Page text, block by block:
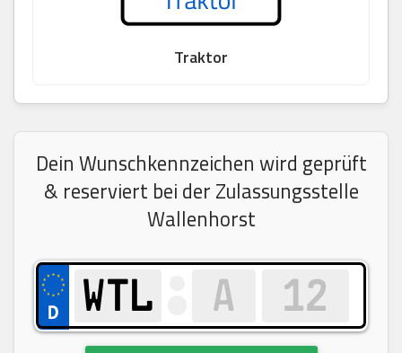
Traktor
Dein Wunschkennzeichen wird geprüft
& reserviert bei der Zulassungsstelle
Wallenhorst